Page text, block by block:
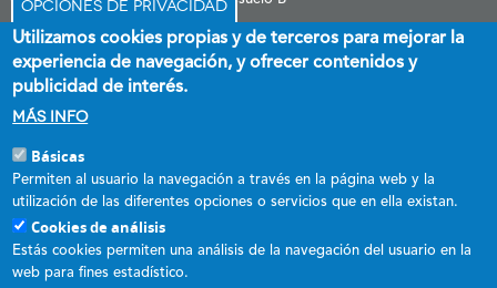
Esta empresa ha recibido una subvención destinada a promover el
empleo estable y de calidad, cofinanciada al 60 % por el Fondo Social
Europeo plus y el Gobierno de Cantabria a través del Programa
Operativo FSE+ de Cantabria 2021-2027.
DECRETO 31/2017, de 18 de mayo, por el que se regula el
Opciones de privacidad
Utilizamos cookies propias y de terceros para mejorar la
experiencia de navegación, y ofrecer contenidos y
publicidad de interés.
Más info
Básicas
Permiten al usuario la navegación a través en la página web y la
utilización de las diferentes opciones o servicios que en ella existan.
Cookies de análisis
Estás cookies permiten una análisis de la navegación del usuario en la
web para fines estadístico.